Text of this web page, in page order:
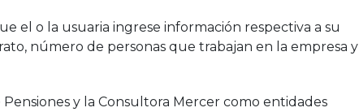
el o la usuaria ingrese información respectiva a su
número de personas que trabajan en la empresa y
y la Consultora Mercer como entidades